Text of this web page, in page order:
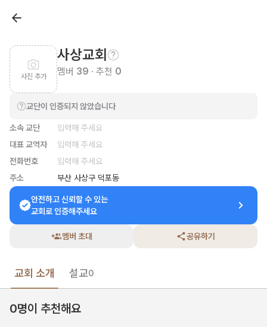
사진 추가
사상교회
멤버 39 · 추천 0
교단이 인증되지 않았습니다
소속 교단
입력해 주세요
대표 교역자
입력해 주세요
전화번호
입력해 주세요
주소
부산 사상구 덕포동
안전하고 신뢰할 수 있는
교회로 인증해주세요
멤버 초대 공유하기
교회 소개 설교0
0명이 추천해요